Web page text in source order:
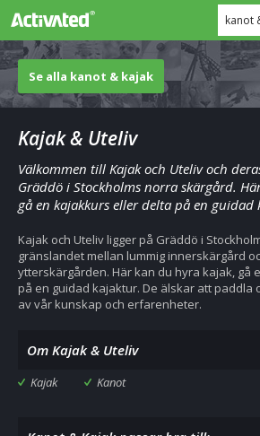
kanot
Se alla kanot & kajak
Kajak & Uteliv
Välkommen till Kajak och Uteliv och
Gräddö i Stockholms norra skärgård.
gå en kajakkurs eller delta på en guidad
Kajak och Uteliv ligger på Gräddö i
gränslandet mellan lummig innerskärgård
ytterskärgården. Här kan du hyra kajak, gå
på en guidad kajaktur. De älskar att paddla
av vår kunskap och erfarenheter.
Om Kajak & Uteliv
Kajak Kanot